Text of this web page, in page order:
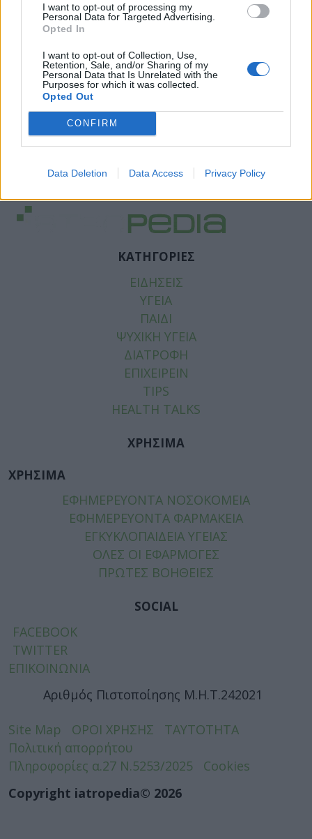
I want to opt-out of processing my
Personal Data for Targeted Advertising.
Opted In
I want to opt-out of Collection, Use,
Retention, Sale, and/or Sharing of my
Personal Data that Is Unrelated with the
Purposes for which it was collected.
Opted Out
CONFIRM
Data Deletion Data Access Privacy Policy
ΚΑΤΗΓΟΡΙΕΣ
ΕΙΔΗΣΕΙΣ
ΥΓΕΙΑ
ΠΑΙΔΙ
ΨΥΧΙΚΗ ΥΓΕΙΑ
ΔΙΑΤΡΟΦΗ
ΕΠΙΧΕΙΡΕΙΝ
TIPS
HEALTH TALKS
ΧΡΗΣΙΜΑ
ΧΡΗΣΙΜΑ
ΕΦΗΜΕΡΕΥΟΝΤΑ ΝΟΣΟΚΟΜΕΙΑ
ΕΦΗΜΕΡΕΥΟΝΤΑ ΦΑΡΜΑΚΕΙΑ
ΕΓΚΥΚΛΟΠΑΙΔΕΙΑ ΥΓΕΙΑΣ
ΟΛΕΣ ΟΙ ΕΦΑΡΜΟΓΕΣ
ΠΡΩΤΕΣ ΒΟΗΘΕΙΕΣ
SOCIAL
FACEBOOK
TWITTER
ΕΠΙΚΟΙΝΩΝΙΑ
Αριθμός Πιστοποίησης Μ.Η.Τ.242021
Site Map ΟΡΟΙ ΧΡΗΣΗΣ
ΤΑΥΤΟΤΗΤΑ
Πολιτική απορρήτου
Πληροφορίες α.27 Ν.5253/2025
Cookies
Copyright iatropedia© 2026